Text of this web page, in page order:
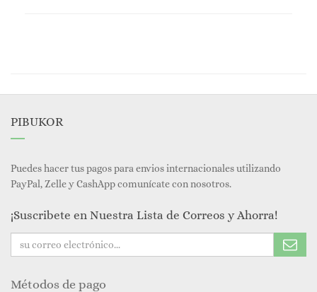
PIBUKOR
Puedes hacer tus pagos para envios internacionales utilizando
PayPal, Zelle y CashApp comunícate con nosotros.
¡Suscribete en Nuestra Lista de Correos y Ahorra!
Métodos de pago